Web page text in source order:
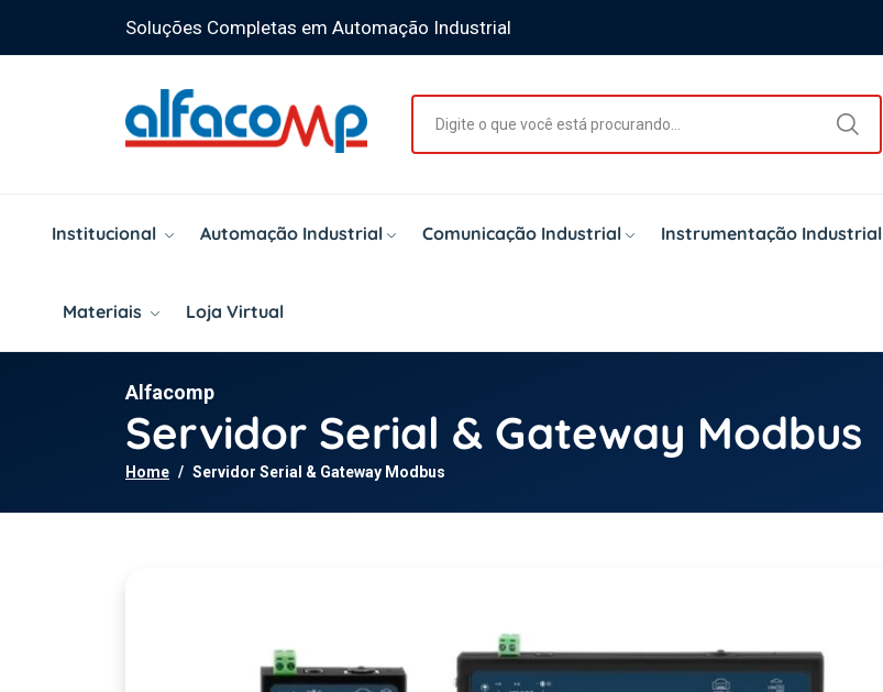
Soluções Completas em Automação Industrial
Institucional Automação Industrial Comunicação Industrial Instrumentação Industrial
Materiais Loja Virtual
Alfacomp
Servidor Serial & Gateway Modbus
Home Servidor Serial & Gateway Modbus